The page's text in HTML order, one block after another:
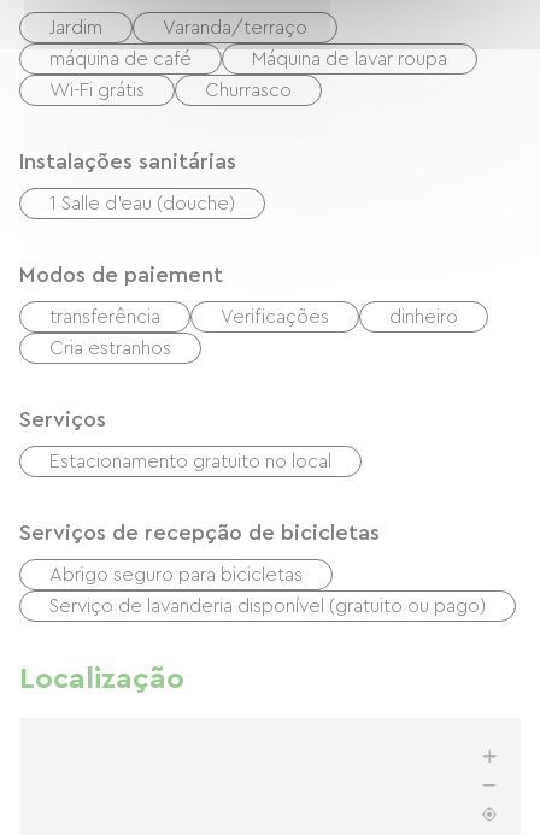
Jardim
Varanda/terraço
máquina de café
Máquina de lavar roupa
Wi-Fi grátis
Churrasco
Instalações sanitárias
1 Salle d'eau (douche)
Modos de paiement
transferência Verificações
dinheiro
Cria estranhos
Serviços
Estacionamento gratuito no local
Serviços de recepção de bicicletas
Abrigo seguro para bicicletas
Serviço de lavanderia disponível (gratuito ou pago)
Localização